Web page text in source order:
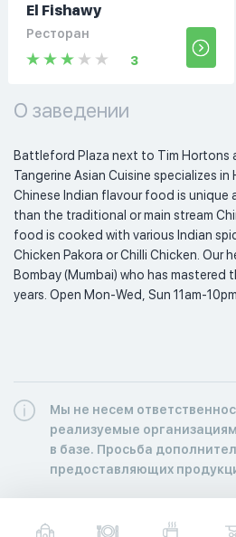
El Fishawy
Ресторан
3
О заведении
Battleford Plaza next to Tim Hortons
Tangerine Asian Cuisine specializes in
Chinese Indian flavour food is
than the traditional or main stream
food is cooked with various Indian
Chicken Pakora or Chilli Chicken. Our
Bombay (Mumbai) who has mastered
years. Open Mon-Wed, Sun 11am-
Мы не несем
реализуемые
в базе. Просьба
предоставляющих